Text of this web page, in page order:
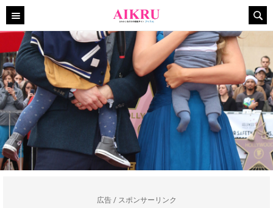
広告 / スポンサーリンク